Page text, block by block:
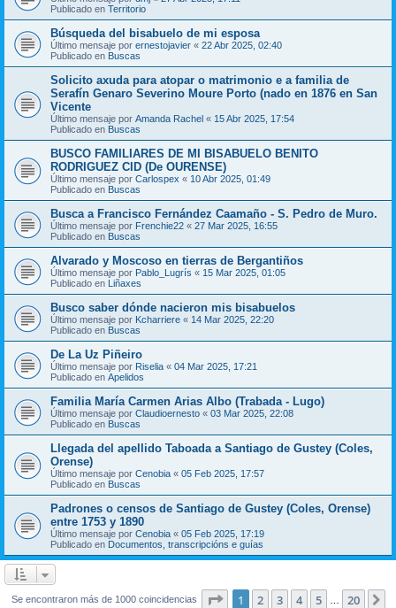
Publicado en Territorio
Búsqueda del bisabuelo de mi esposa
Último mensaje por ernestojavier « 22 Abr 2025, 02:40
Publicado en Buscas
Solicito axuda para atopar o matrimonio e a familia de
Serafín Genaro Severino Moure Porto (nado en 1876 en San
Vicente
Último mensaje por Amanda Rachel « 15 Abr 2025, 17:54
Publicado en Buscas
BUSCO FAMILIARES DE MI BISABUELO BENITO
RODRIGUEZ CID (De OURENSE)
Último mensaje por Carlospex « 10 Abr 2025, 01:49
Publicado en Buscas
Busca a Francisco Fernández Caamaño - S. Pedro de Muro.
Último mensaje por Frenchie22 « 27 Mar 2025, 16:55
Publicado en Buscas
Alvarado y Moscoso en tierras de Bergantiños
Último mensaje por Pablo_Lugrís « 15 Mar 2025, 01:05
Publicado en Liñaxes
Busco saber dónde nacieron mis bisabuelos
Último mensaje por Kcharriere « 14 Mar 2025, 22:20
Publicado en Buscas
De La Uz Piñeiro
Último mensaje por Riselia « 04 Mar 2025, 17:21
Publicado en Apelidos
Familia María Carmen Arias Albo (Trabada - Lugo)
Último mensaje por Claudioernesto « 03 Mar 2025, 22:08
Publicado en Buscas
Llegada del apellido Taboada a Santiago de Gustey (Coles,
Orense)
Último mensaje por Cenobia « 05 Feb 2025, 17:57
Publicado en Buscas
Padrones o censos de Santiago de Gustey (Coles, Orense)
entre 1753 y 1890
Último mensaje por Cenobia « 05 Feb 2025, 17:19
Publicado en Documentos, transcripcións e guías
Se encontraron más de 1000 coincidencias Página de 20
1 2 3 4 5 20